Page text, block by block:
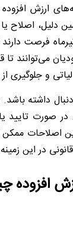
ارزش
دلیل،
می‌توانند
و جلوگیری
داشته باشد.
در صورت تایید
اصلاحات
در این